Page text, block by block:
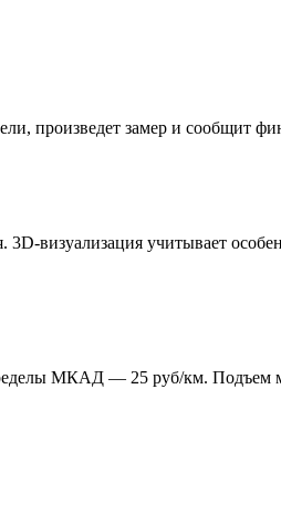
произведет замер и сообщит
3D-визуализация учитывает
МКАД — 25 руб/км.